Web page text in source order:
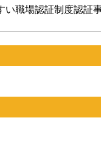
職場認証制度認証事